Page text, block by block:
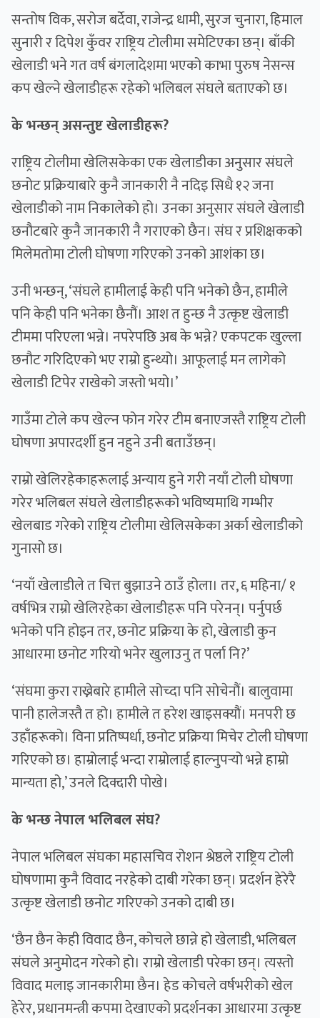
सन्तोष विक, सरोज बर्देवा, राजेन्द्र धामी, सुरज चुनारा, हिमाल
सुनारी र दिपेश कुँवर राष्ट्रिय टोलीमा समेटिएका छन्। बाँकी
खेलाडी भने गत वर्ष बंगलादेशमा भएको काभा पुरुष नेसन्स
कप खेल्ने खेलाडीहरू रहेको भलिबल संघले बताएको छ।
के भन्छन् असन्तुष्ट खेलाडीहरू?
राष्ट्रिय टोलीमा खेलिसकेका एक खेलाडीका अनुसार संघले
छनोट प्रक्रियाबारे कुनै जानकारी नै नदिइ सिधै १२ जना
खेलाडीको नाम निकालेको हो। उनका अनुसार संघले खेलाडी
छनौटबारे कुनै जानकारी नै गराएको छैन। संघ र प्रशिक्षकको
मिलेमतोमा टोली घोषणा गरिएको उनको आशंका छ।
उनी भन्छन्, ‘संघले हामीलाई केही पनि भनेको छैन, हामीले
पनि केही पनि भनेका छैनौं। आश त हुन्छ नै उत्कृष्ट खेलाडी
टीममा परिएला भन्ने। नपरेपछि अब के भन्ने? एकपटक खुल्ला
छनौट गरिदिएको भए राम्रो हुन्थ्यो। आफूलाई मन लागेको
खेलाडी टिपेर राखेको जस्तो भयो।’
गाउँमा टोले कप खेल्न फोन गरेर टीम बनाएजस्तै राष्ट्रिय टोली
घोषणा अपारदर्शी हुन नहुने उनी बताउँछन्।
राम्रो खेलिरहेकाहरूलाई अन्याय हुने गरी नयाँ टोली घोषणा
गरेर भलिबल संघले खेलाडीहरूको भविष्यमाथि गम्भीर
खेलबाड गरेको राष्ट्रिय टोलीमा खेलिसकेका अर्का खेलाडीको
गुनासो छ।
‘नयाँ खेलाडीले त चित्त बुझाउने ठाउँ होला। तर, ६ महिना/ १
वर्षभित्र राम्रो खेलिरहेका खेलाडीहरू पनि परेनन्। पर्नुपर्छ
भनेको पनि होइन तर, छनोट प्रक्रिया के हो, खेलाडी कुन
आधारमा छनोट गरियो भनेर खुलाउनु त पर्ला नि?’
‘संघमा कुरा राख्नेबारे हामीले सोच्दा पनि सोचेनौं। बालुवामा
पानी हालेजस्तै त हो। हामीले त हरेश खाइसक्यौं। मनपरी छ
उहाँहरूको। विना प्रतिष्पर्धा, छनोट प्रक्रिया मिचेर टोली घोषणा
गरिएको छ। हाम्रोलाई भन्दा राम्रोलाई हाल्नुपर्‍यो भन्ने हाम्रो
मान्यता हो,’ उनले दिक्दारी पोखे।
के भन्छ नेपाल भलिबल संघ?
नेपाल भलिबल संघका महासचिव रोशन श्रेष्ठले राष्ट्रिय टोली
घोषणामा कुनै विवाद नरहेको दाबी गरेका छन्। प्रदर्शन हेरेरै
उत्कृष्ट खेलाडी छनोट गरिएको उनको दाबी छ।
‘छैन छैन केही विवाद छैन, कोचले छान्ने हो खेलाडी, भलिबल
संघले अनुमोदन गरेको हो। राम्रो खेलाडी परेका छन्। त्यस्तो
विवाद मलाइ जानकारीमा छैन। हेड कोचले वर्षभरीको खेल
हेरेर, प्रधानमन्त्री कपमा देखाएको प्रदर्शनका आधारमा उत्कृष्ट